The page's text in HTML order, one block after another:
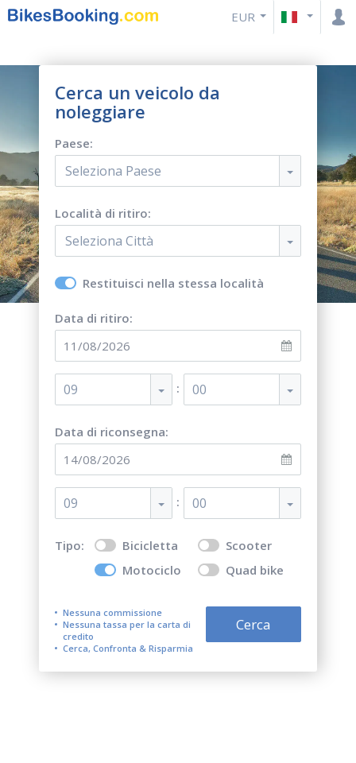
EUR
Cerca un veicolo da
noleggiare
Paese:
Seleziona Paese
Località di ritiro:
Seleziona Città
Restituisci nella stessa località
Data di ritiro:
09 : 00
Data di riconsegna:
09 : 00
Tipo: Bicicletta
Scooter
Motociclo
Quad bike
Nessuna commissione
Nessuna tassa per la carta di
credito
Cerca, Confronta & Risparmia
Cerca